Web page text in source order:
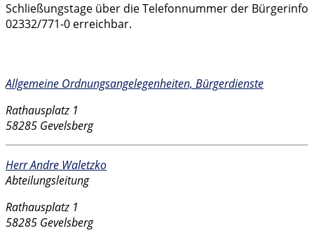
Schließungstage über die Telefonnummer der Bürgerinfo
02332/771-0 erreichbar.
Allgemeine Ordnungsangelegenheiten, Bürgerdienste
Rathausplatz 1
58285 Gevelsberg
Herr Andre Waletzko
Abteilungsleitung
Rathausplatz 1
58285 Gevelsberg